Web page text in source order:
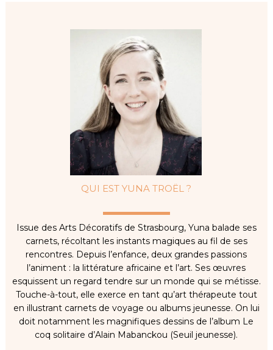
QUI EST YUNA TROËL ?
Issue des Arts Décoratifs de Strasbourg, Yuna balade ses
carnets, récoltant les instants magiques au fil de ses
rencontres. Depuis l’enfance, deux grandes passions
l’animent : la littérature africaine et l’art. Ses œuvres
esquissent un regard tendre sur un monde qui se métisse.
Touche-à-tout, elle exerce en tant qu’art thérapeute tout
en illustrant carnets de voyage ou albums jeunesse. On lui
doit notamment les magnifiques dessins de l’album Le
coq solitaire d’Alain Mabanckou (Seuil jeunesse).